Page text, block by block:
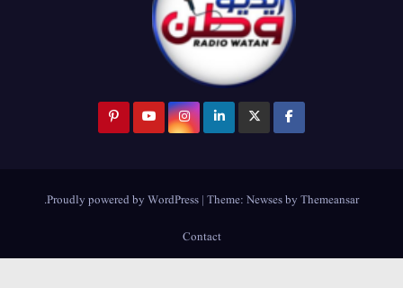
Proudly powered by WordPress |Theme:NewsesbyThemeansar
.
Contact